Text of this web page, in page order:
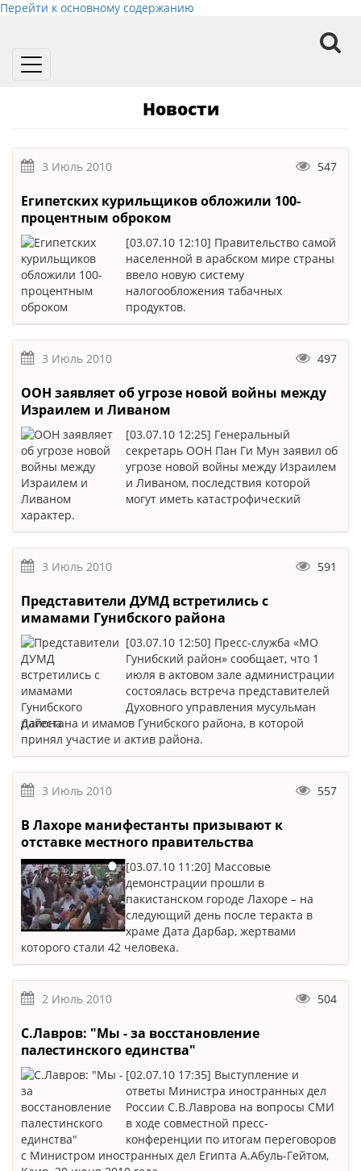
Перейти к основному содержанию
Toggle
Новости
3 Июль 2010 547
Египетских курильщиков обложили 100-
процентным оброком
[03.07.10 12:10] Правительство самой
населенной в арабском мире страны
ввело новую систему
налогообложения табачных
продуктов.
3 Июль 2010 497
ООН заявляет об угрозе новой войны между
Израилем и Ливаном
[03.07.10 12:25] Генеральный
секретарь ООН Пан Ги Мун заявил об
угрозе новой войны между Израилем
и Ливаном, последствия которой
могут иметь катастрофический
характер.
3 Июль 2010 591
Представители ДУМД встретились с
имамами Гунибского района
[03.07.10 12:50] Пресс-служба «МО
Гунибский район» сообщает, что 1
июля в актовом зале администрации
состоялась встреча представителей
Духовного управления мусульман
Дагестана и имамов Гунибского района, в которой
принял участие и актив района.
3 Июль 2010 557
В Лахоре манифестанты призывают к
отставке местного правительства
[03.07.10 11:20] Массовые
демонстрации прошли в
пакистанском городе Лахоре – на
следующий день после теракта в
храме Дата Дарбар, жертвами
которого стали 42 человека.
2 Июль 2010 504
С.Лавров: "Мы - за восстановление
палестинского единства"
[02.07.10 17:35] Выступление и
ответы Министра иностранных дел
России С.В.Лаврова на вопросы СМИ
в ходе совместной пресс-
конференции по итогам переговоров
с Министром иностранных дел Египта А.Абуль-Гейтом,